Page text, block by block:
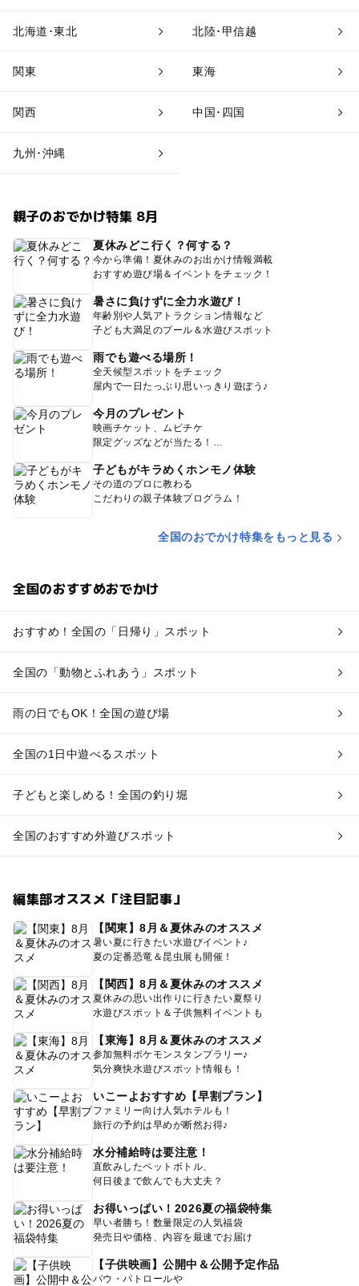
北海道･東北 北陸･甲信越
関東 東海
関西 中国･四国
九州･沖縄
親子のおでかけ特集 8月
夏休みどこ行く？何する？
今から準備！夏休みのお出かけ情報満載
おすすめ遊び場＆イベントをチェック！
暑さに負けずに全力水遊び！
年齢別や人気アトラクション情報など
子ども大満足のプール＆水遊びスポット
雨でも遊べる場所！
全天候型スポットをチェック
屋内で一日たっぷり思いっきり遊ぼう♪
今月のプレゼント
映画チケット、ムビチケ
限定グッズなどが当たる！
子どもがキラめくホンモノ体験
その道のプロに教わる
こだわりの親子体験プログラム！
全国のおでかけ特集をもっと見る
全国のおすすめおでかけ
おすすめ！全国の「日帰り」スポット
全国の「動物とふれあう」スポット
雨の日でもOK！全国の遊び場
全国の1日中遊べるスポット
子どもと楽しめる！全国の釣り堀
全国のおすすめ外遊びスポット
編集部オススメ「注目記事」
【関東】8月＆夏休みのオススメ
暑い夏に行きたい水遊びイベント♪
夏の定番恐竜＆昆虫展も開催！
【関西】8月＆夏休みのオススメ
夏休みの思い出作りに行きたい夏祭り
水遊びスポット＆子供無料イベントも
【東海】8月＆夏休みのオススメ
参加無料ポケモンスタンプラリー♪
気分爽快水遊びスポット情報も！
いこーよおすすめ【早割プラン】
ファミリー向け人気ホテルも！
旅行の予約は早めが断然お得♪
水分補給時は要注意！
直飲みしたペットボトル、
何日後まで飲んでも大丈夫？
お得いっぱい！2026夏の福袋特集
早い者勝ち！数量限定の人気福袋
発売日や価格、内容を最速でお届け
【子供映画】公開中＆公開予定作品
パウ・パトロールや